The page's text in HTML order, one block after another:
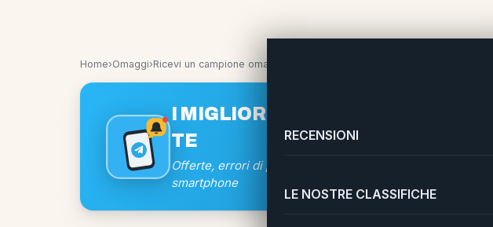
RECENSIONI
LE NOSTRE CLASSIFICHE
Home›Omaggi›Ricevi un campione omaggio MISS DIOR con Grazia.it
I MIGLIORI SCONTI A UN CLIC DA
TE
Offerte, errori di prezzo e coupon direttamente sul tuo
smartphone